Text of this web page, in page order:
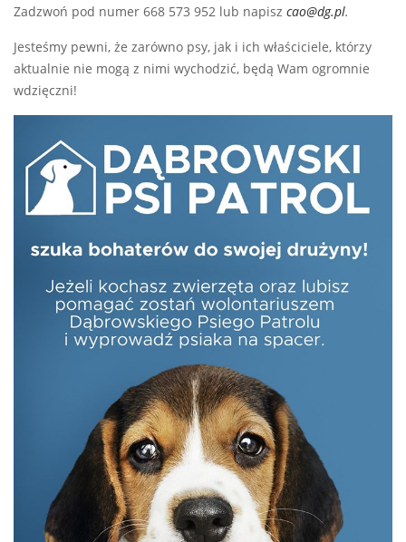
Zadzwoń pod numer 668 573 952 lub napisz cao@dg.pl.
Jesteśmy pewni, że zarówno psy, jak i ich właściciele, którzy
aktualnie nie mogą z nimi wychodzić, będą Wam ogromnie
wdzięczni!